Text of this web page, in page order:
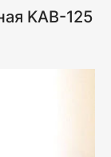
KAB-125